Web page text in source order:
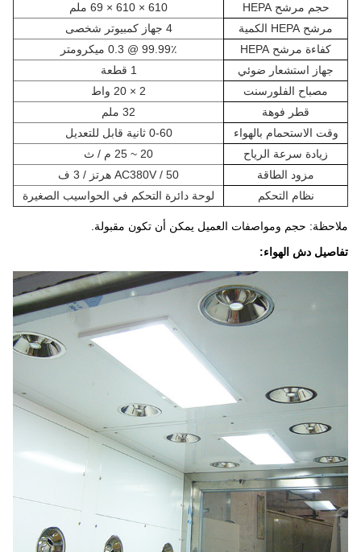
حجم مرشح HEPA
610 × 610 × 69 ملم
مرشح HEPA الكمية
4 جهاز كمبيوتر شخصى
كفاءة مرشح HEPA
99.99٪ @ 0.3 ميكرومتر
جهاز استشعار ضوئي
1 قطعة
مصباح الفلورسنت
2 × 20 واط
قطر فوهة
32 ملم
وقت الاستحمام بالهواء
0-60 ثانية قابل للتعديل
زيادة سرعة الرياح
20 ~ 25 م / ث
مزود الطاقة
AC380V / 50 هرتز / 3 ف
نظام التحكم
لوحة دائرة التحكم في الحواسيب الصغيرة
ملاحظة: حجم ومواصفات العميل يمكن أن تكون مقبولة.
تفاصيل دش الهواء: